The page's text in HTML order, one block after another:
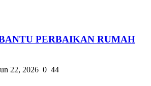
PERBAIKAN RUMAH
22, 2026 0 44